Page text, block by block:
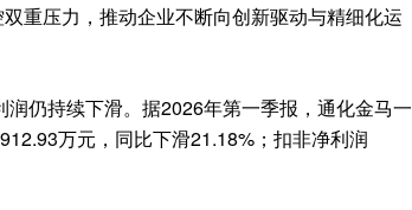
重压力，推动企业不断向创新驱动与精细化运
仍持续下滑。据2026年第一季报，通化金马一
万元，同比下滑21.18%；扣非净利润